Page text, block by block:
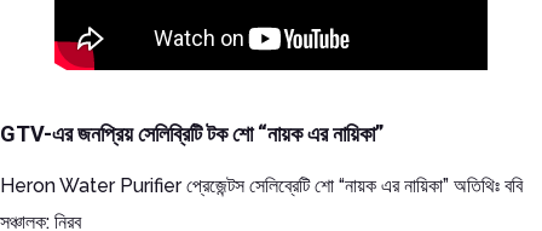
GTV-এর জনপ্রিয় সেলিব্রিটি টক শো “নায়ক এর নায়িকা”
Heron Water Purifier প্রেজেন্টস সেলিব্রেটি শো “নায়ক এর নায়িকা” অতিথিঃ ববি
সঞ্চালক: নিরব